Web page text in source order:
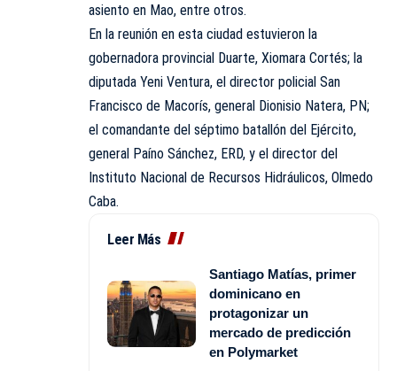
asiento en Mao, entre otros.
En la reunión en esta ciudad estuvieron la
gobernadora provincial Duarte, Xiomara Cortés; la
diputada Yeni Ventura, el director policial San
Francisco de Macorís, general Dionisio Natera, PN;
el comandante del séptimo batallón del Ejército,
general Paíno Sánchez, ERD, y el director del
Instituto Nacional de Recursos Hidráulicos, Olmedo
Caba.
Leer Más
Santiago Matías, primer
dominicano en
protagonizar un
mercado de predicción
en Polymarket